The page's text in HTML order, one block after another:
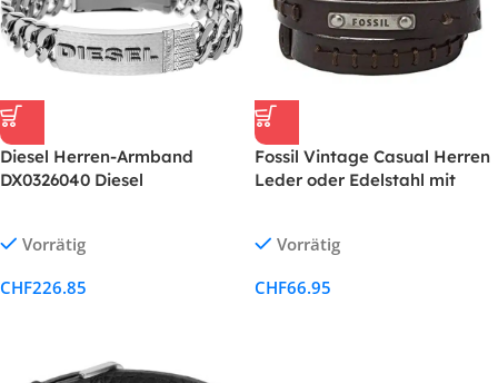
Diesel Herren-Armband
DX0326040 Diesel
Vorrätig
CHF226.85
Fossil Vintage Casual Herren
Leder oder Edelstahl mit
Vorrätig
CHF66.95